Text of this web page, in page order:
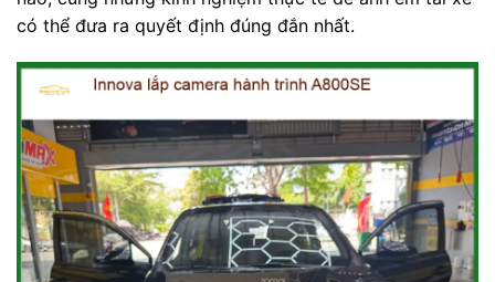
có thể đưa ra quyết định đúng đắn nhất.